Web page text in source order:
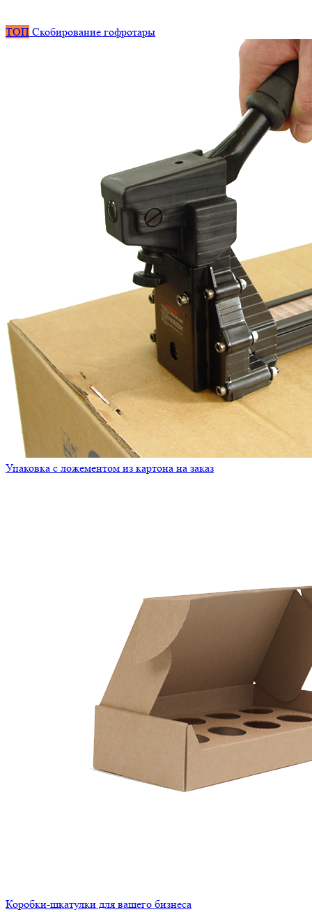
ТОП Скобирование гофротары
Упаковка с ложементом из картона на заказ
Коробки-шкатулки для вашего бизнеса